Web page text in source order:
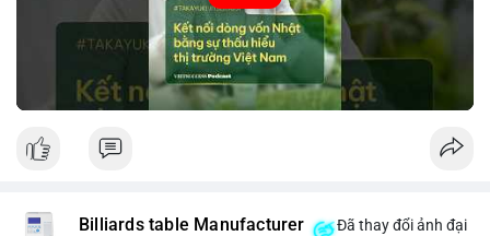
tin thị trường chính xác trong việc giảm rủi ro khi kết nối các
thị trường khác nhau.
🎥 Xem video trực tiếp tại:
Billiards table Manufacturer
Đã thay đổi ảnh đại